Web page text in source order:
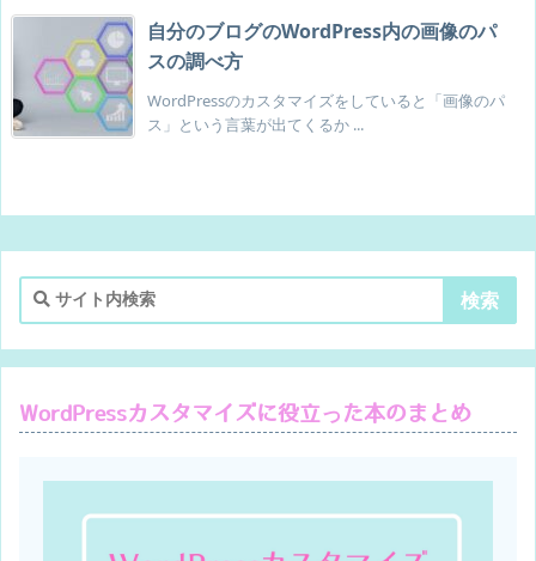
border
1px solid #b9cfc1; /* 枠線色 */
color
#b9cfc1;
/* 文字色 */
}
.snsi-w .feedly-count {
color
#b9cfc1
}
.snsi-w .snsib .feedly a:hover>.feedly-count {
color: #fff
transition: all .3s ease-in-out;
}
.snsf-w .snsfb .cp-button a, .snsi-w .snsib .cp-button a
{
border: 1px solid #747b8e ; /* 枠線色 */
color :
自分のブログのWordPress内の画像のパ
スの調べ方
WordPressのカスタマイズをしていると「画像のパ
ス」という言葉が出てくるか ...
WordPressカスタマイズに役立った本のまとめ